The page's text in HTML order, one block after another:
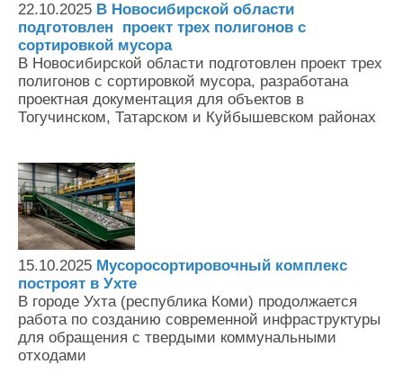
22.10.2025 В Новосибирской области
подготовлен проект трех полигонов с
сортировкой мусора
В Новосибирской области подготовлен проект трех
полигонов с сортировкой мусора, разработана
проектная документация для объектов в
Тогучинском, Татарском и Куйбышевском районах
15.10.2025 Мусоросортировочный комплекс
построят в Ухте
В городе Ухта (республика Коми) продолжается
работа по созданию современной инфраструктуры
для обращения с твердыми коммунальными
отходами